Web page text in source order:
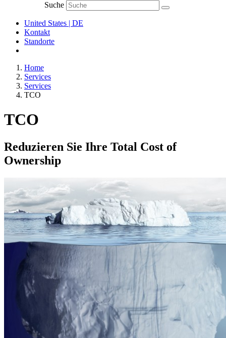
Suche
United States | DE
Kontakt
Standorte
Home
Services
Services
TCO
TCO
Reduzieren Sie Ihre Total Cost of
Ownership